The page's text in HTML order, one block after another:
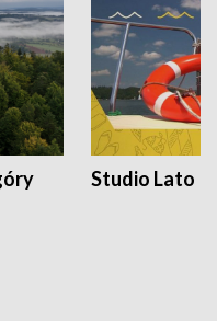
Studio Lato